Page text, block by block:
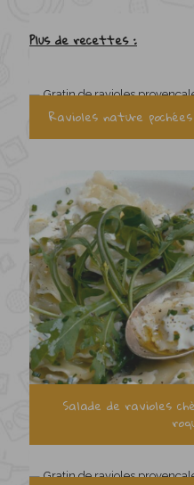
Plus de recettes :
Ravioles nature
Salade de ravioles